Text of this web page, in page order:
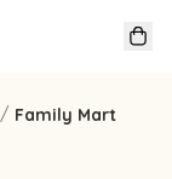
/ Family Mart